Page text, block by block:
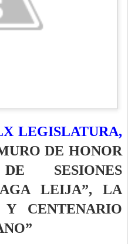
LEGISLATURA,
DE HONOR
SESIONES
LEIJA”, LA
CENTENARIO